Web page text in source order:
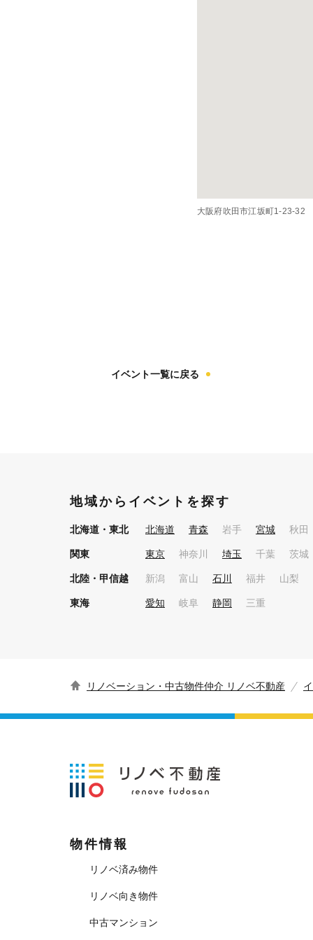
大阪府吹田市江坂町1-23-32
イベント一覧に戻る
地域からイベントを探す
北海道・東北 北海道 青森 岩手 宮城 秋田
関東 東京 神奈川 埼玉 千葉 茨城
北陸・甲信越 新潟 富山 石川 福井 山梨
東海 愛知 岐阜 静岡 三重
リノベーション・中古物件仲介 リノベ不動産
物件情報
リノベ済み物件
リノベ向き物件
中古マンション